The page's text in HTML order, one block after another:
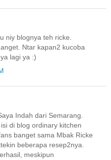
niy blognya teh ricke.
Ntar kapan2 kucoba
lagi ya :)
Indah dari Semarang.
di blog ordinary kitchen
banget sama Mbak Ricke
beberapa resep2nya.
meskipun